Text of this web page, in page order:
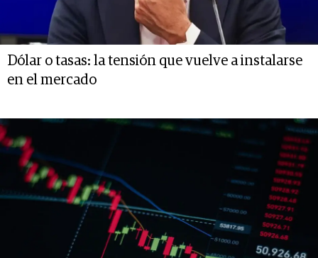
Dólar o tasas: la tensión que vuelve a instalarse
en el mercado